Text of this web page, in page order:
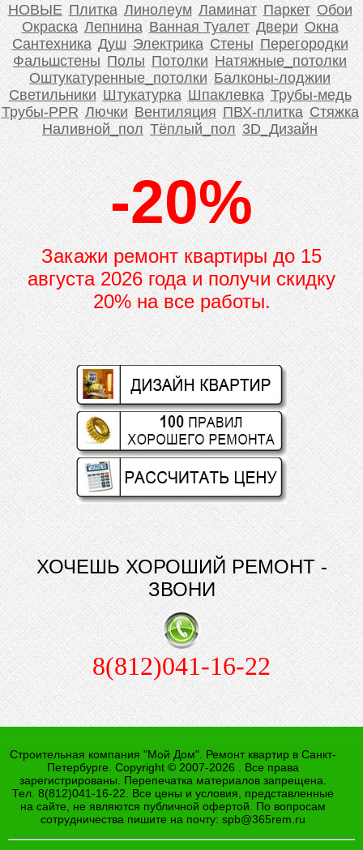
НОВЫЕ Плитка Линолеум Ламинат Паркет Обои
Окраска Лепнина Ванная Туалет Двери Окна
Сантехника Душ Электрика Стены Перегородки
Фальшстены Полы Потолки Натяжные_потолки
Оштукатуренные_потолки Балконы-лоджии
Светильники Штукатурка Шпаклевка Трубы-медь
Трубы-PPR Лючки Вентиляция ПВХ-плитка Стяжка
Наливной_пол Тёплый_пол 3D_Дизайн
-20%
Закажи ремонт квартиры до15
августа 2026 года и получи скидку
20% на все работы.
ХОЧЕШЬ ХОРОШИЙ РЕМОНТ -
ЗВОНИ
8(812)041-16-22
Строительная компания "Мой Дом". Ремонт квартир в Санкт-
Петербурге. Copyright © 2007-2026 . Все права
зарегистрированы. Перепечатка материалов запрещена.
Тел. 8(812)041-16-22. Все цены и условия, представленные
на сайте, не являются публичной офертой. По вопросам
сотрудничества пишите на почту: spb@365rem.ru